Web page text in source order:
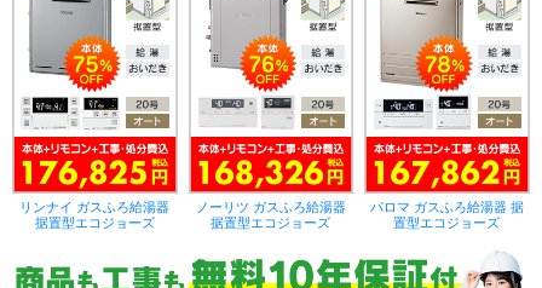
リンナイ ガスふろ給湯器
据置型エコジョーズ
ノーリツ ガスふろ給湯器
据置型エコジョーズ
パロマ ガスふろ給湯器 据
置型エコジョーズ